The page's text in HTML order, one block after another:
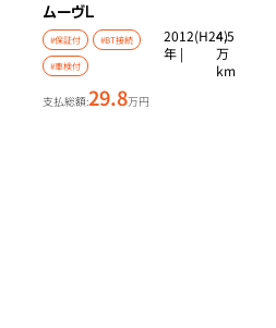
ムーヴL
#保証付 #BT接続
#車検付
2012(H24)
年 |
4.5
万
km
支払総額:29.8万円